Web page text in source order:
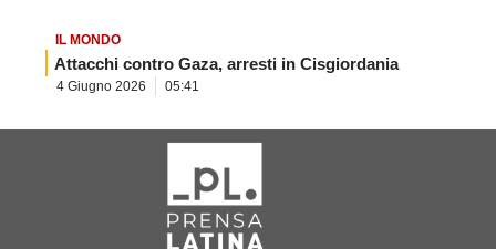
IL MONDO
Attacchi contro Gaza, arresti in Cisgiordania
4 Giugno 2026 05:41